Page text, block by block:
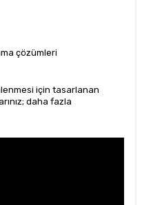
çözümleri
için tasarlanan
daha fazla